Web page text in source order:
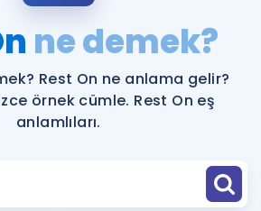
ÜYE DEĞİLİM
ne demek?
Rest On ne anlama gelir?
örnek cümle. Rest On eş
anlamlıları.